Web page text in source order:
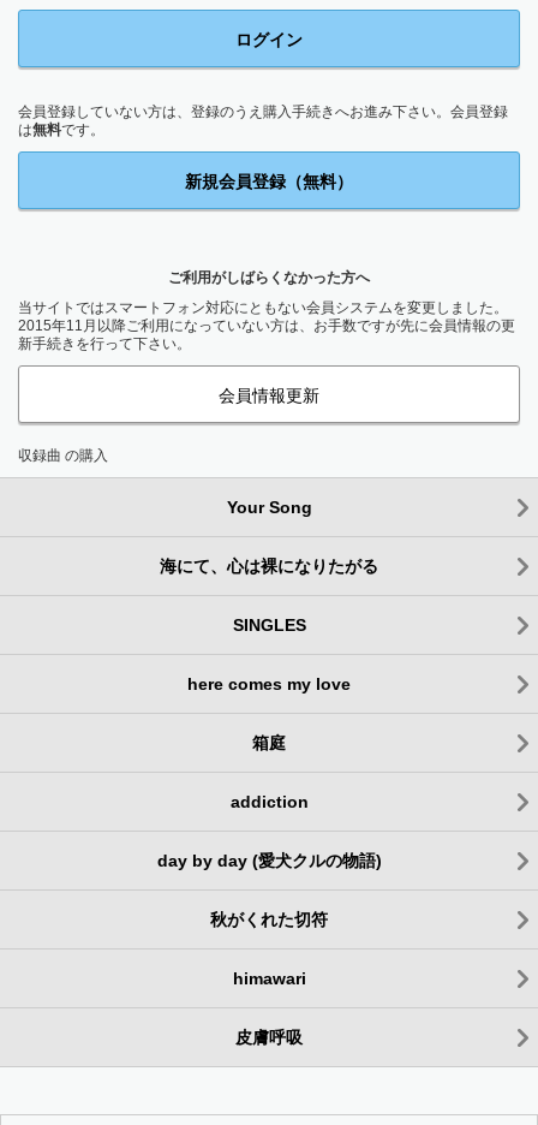
ログイン
会員登録していない方は、登録のうえ購入手続きへお進み下さい。会員登録
は無料です。
新規会員登録（無料）
ご利用がしばらくなかった方へ
当サイトではスマートフォン対応にともない会員システムを変更しました。
2015年11月以降ご利用になっていない方は、お手数ですが先に会員情報の更
新手続きを行って下さい。
会員情報更新
収録曲 の購入
Your Song
海にて、心は裸になりたがる
SINGLES
here comes my love
箱庭
addiction
day by day (愛犬クルの物語)
秋がくれた切符
himawari
皮膚呼吸